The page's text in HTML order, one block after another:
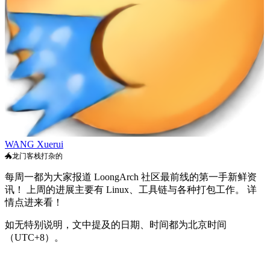
WANG Xuerui
🐲龙门客栈打杂的
每周一都为大家报道 LoongArch 社区最前线的第一手新鲜资
讯！ 上周的进展主要有 Linux、工具链与各种打包工作。 详
情点进来看！
如无特别说明，文中提及的日期、时间都为北京时间
（UTC+8）。